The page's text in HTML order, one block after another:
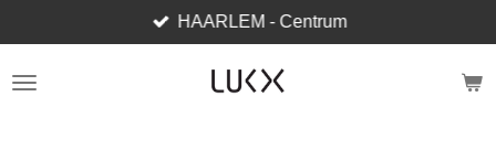
to
main
HAARLEM - Centrum